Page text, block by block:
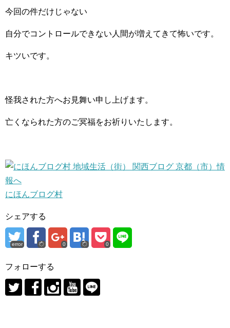
今回の件だけじゃない
自分でコントロールできない人間が増えてきて怖いです。
キツいです。
怪我された方へお見舞い申し上げます。
亡くなられた方のご冥福をお祈りいたします。
にほんブログ村
シェアする
error 0 0
フォローする